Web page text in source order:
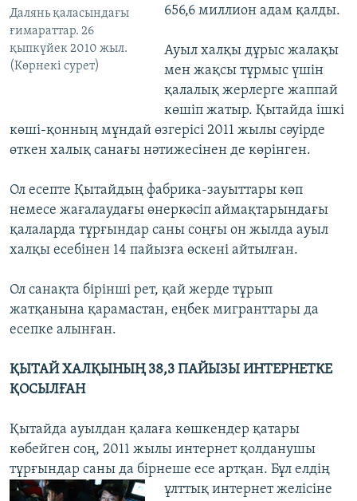
Далянь қаласындағы
ғимараттар. 26
қыпкүйек 2010 жыл.
(Көрнекі сурет)
656,6 миллион адам қалды.
Ауыл халқы дұрыс жалақы
мен жақсы тұрмыс үшін
қалалық жерлерге жаппай
көшіп жатыр. Қытайда ішкі
көші-қонның мұндай өзгерісі 2011 жылы сәуірде
өткен халық санағы нәтижесінен де көрінген.
Ол есепте Қытайдың фабрика-зауыттары көп
немесе жағалаудағы өнеркәсіп аймақтарындағы
қалаларда тұрғындар саны соңғы он жылда ауыл
халқы есебінен 14 пайызға өскені айтылған.
Ол санақта бірінші рет, қай жерде тұрып
жатқанына қарамастан, еңбек мигранттары да
есепке алынған.
ҚЫТАЙ ХАЛҚЫНЫҢ 38,3 ПАЙЫЗЫ ИНТЕРНЕТКЕ
ҚОСЫЛҒАН
Қытайда ауылдан қалаға көшкендер қатары
көбейген соң, 2011 жылы интернет қолданушы
тұрғындар саны да бірнеше есе артқан. Бұл елдің
ұлттық интернетжелісіне